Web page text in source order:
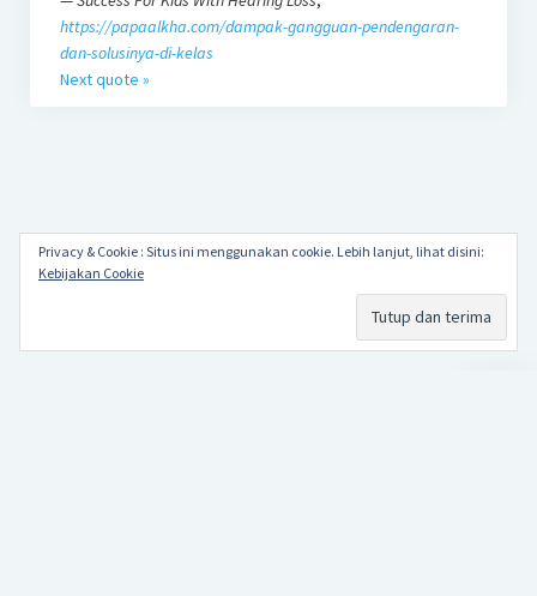
https://papaalkha.com/dampak-gangguan-pendengaran-
dan-solusinya-di-kelas
Next quote »
Privacy & Cookie : Situs ini menggunakan cookie. Lebih lanjut, lihat disini:
Kebijakan Cookie